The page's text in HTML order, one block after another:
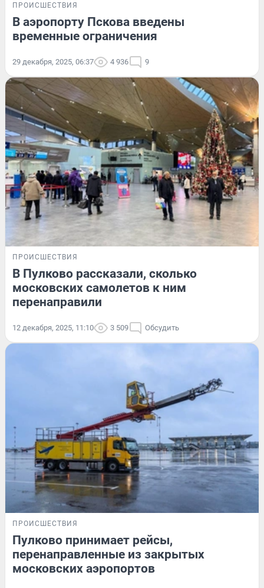
ПРОИСШЕСТВИЯ
В аэропорту Пскова введены
временные ограничения
29 декабря, 2025, 06:37 4 936 9
ПРОИСШЕСТВИЯ
В Пулково рассказали, сколько
московских самолетов к ним
перенаправили
12 декабря, 2025, 11:10 3 509 Обсудить
ПРОИСШЕСТВИЯ
Пулково принимает рейсы,
перенаправленные из закрытых
московских аэропортов